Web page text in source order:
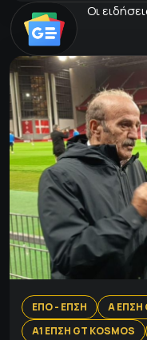
Οι
ΕΠΟ - ΕΠΣΗ
Α ΕΠΣΗ
Α1 ΕΠΣΗ GT KOSMOS